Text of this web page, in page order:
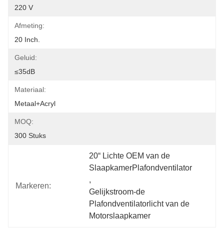
220 V
Afmeting:
20 Inch.
Geluid:
≤35dB
Materiaal:
Metaal+acryl
MOQ:
300 Stuks
Markeren:
20“ Lichte OEM van de
SlaapkamerPlafondventilator
,
Gelijkstroom-de
Plafondventilatorlicht van de
Motorslaapkamer